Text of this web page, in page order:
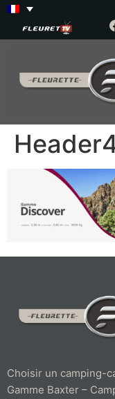
Choisir un camping-
Gamme Baxter –